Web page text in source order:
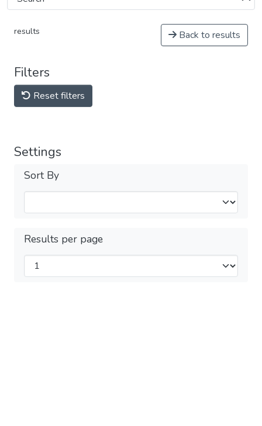
results Back to results
Filters
Reset filters
Settings
Sort By
Results per page